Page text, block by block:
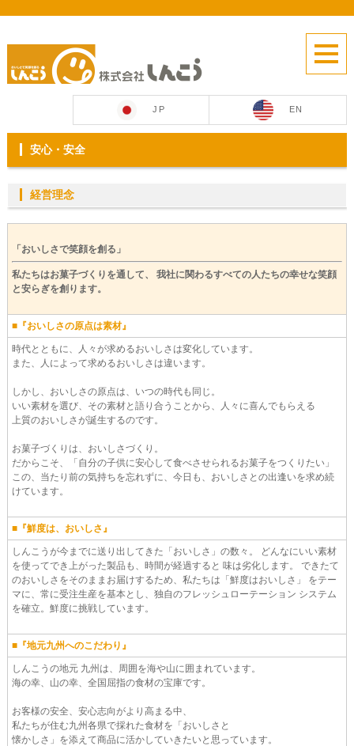
JP EN
安心・安全
経営理念
「おいしさで笑顔を創る」
私たちはお菓子づくりを通して、 我社に関わるすべての人たちの幸せな笑顔
と安らぎを創ります。
■『おいしさの原点は素材』
時代とともに、人々が求めるおいしさは変化しています。
また、人によって求めるおいしさは違います。
しかし、おいしさの原点は、いつの時代も同じ。
いい素材を選び、その素材と語り合うことから、人々に喜んでもらえる
上質のおいしさが誕生するのです。
お菓子づくりは、おいしさづくり。
だからこそ、「自分の子供に安心して食べさせられるお菓子をつくりたい」
この、当たり前の気持ちを忘れずに、今日も、おいしさとの出逢いを求め続
けています。
■『鮮度は、おいしさ』
しんこうが今までに送り出してきた「おいしさ」の数々。 どんなにいい素材
を使ってでき上がった製品も、時間が経過すると 味は劣化します。 できたて
のおいしさをそのままお届けするため、私たちは「鮮度はおいしさ」 をテー
マに、常に受注生産を基本とし、独自のフレッシュローテーション システム
を確立。鮮度に挑戦しています。
■『地元九州へのこだわり』
しんこうの地元 九州は、周囲を海や山に囲まれています。
海の幸、山の幸、全国屈指の食材の宝庫です。
お客様の安全、安心志向がより高まる中、
私たちが住む九州各県で採れた食材を「おいしさと
懐かしさ」を添えて商品に活かしていきたいと思っています。